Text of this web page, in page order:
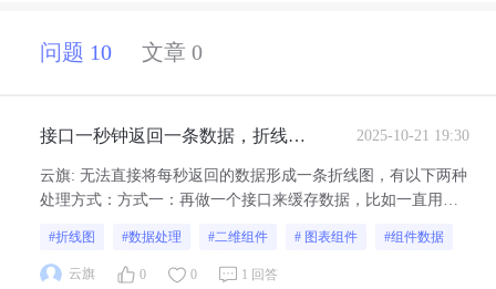
问题 10 文章 0
接口一秒钟返回一条数据，折线图
折线图，接口是第三方修改不了，
2025-10-21 19:30
云旗: 无法直接将每秒返回的数据形成一条折线图，有以下两种
处理方式：方式一：再做一个接口来缓存数据，比如一直用最
的折线图组件，在二开里缓存数据然后用到Echarts二开的折线
图里（点此参考Echarts二开使用教程）
#折线图 #数据处理 #二维组件 # 图表组件 #组件数据
云旗 0 0 1 回答